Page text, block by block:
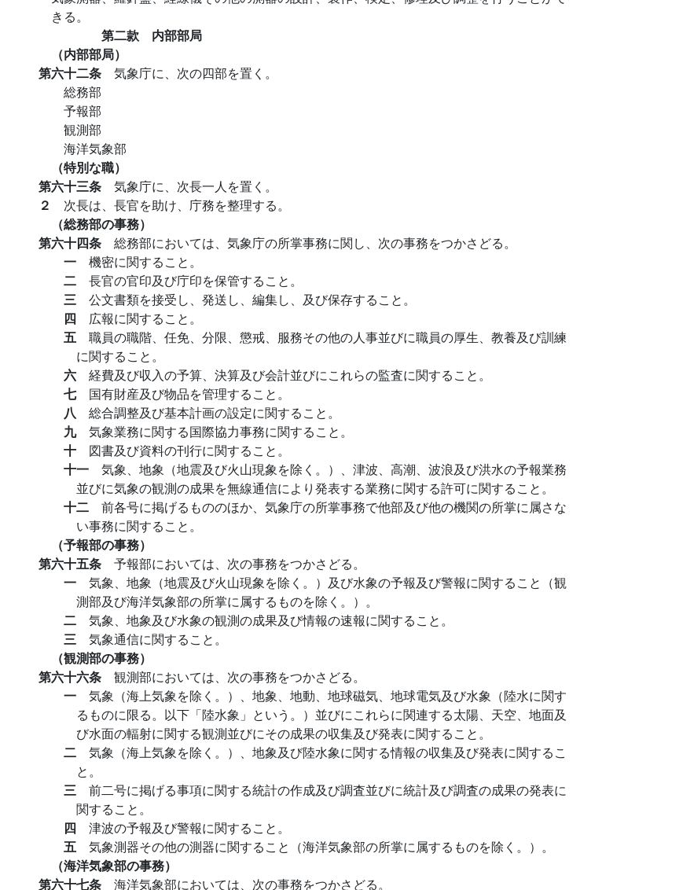
きる。
第二款 内部部局
（内部部局）
第六十二条 気象庁に、次の四部を置く。
総務部
予報部
観測部
海洋気象部
（特別な職）
第六十三条 気象庁に、次長一人を置く。
２ 次長は、長官を助け、庁務を整理する。
（総務部の事務）
第六十四条 総務部においては、気象庁の所掌事務に関し、次の事務をつかさどる。
一 機密に関すること。
二 長官の官印及び庁印を保管すること。
三 公文書類を接受し、発送し、編集し、及び保存すること。
四 広報に関すること。
五 職員の職階、任免、分限、懲戒、服務その他の人事並びに職員の厚生、教養及び訓練
に関すること。
六 経費及び収入の予算、決算及び会計並びにこれらの監査に関すること。
七 国有財産及び物品を管理すること。
八 総合調整及び基本計画の設定に関すること。
九 気象業務に関する国際協力事務に関すること。
十 図書及び資料の刊行に関すること。
十一 気象、地象（地震及び火山現象を除く。）、津波、高潮、波浪及び洪水の予報業務
並びに気象の観測の成果を無線通信により発表する業務に関する許可に関すること。
十二 前各号に掲げるもののほか、気象庁の所掌事務で他部及び他の機関の所掌に属さな
い事務に関すること。
（予報部の事務）
第六十五条 予報部においては、次の事務をつかさどる。
一 気象、地象（地震及び火山現象を除く。）及び水象の予報及び警報に関すること（観
測部及び海洋気象部の所掌に属するものを除く。）。
二 気象、地象及び水象の観測の成果及び情報の速報に関すること。
三 気象通信に関すること。
（観測部の事務）
第六十六条 観測部においては、次の事務をつかさどる。
一 気象（海上気象を除く。）、地象、地動、地球磁気、地球電気及び水象（陸水に関す
るものに限る。以下「陸水象」という。）並びにこれらに関連する太陽、天空、地面及
び水面の輻射に関する観測並びにその成果の収集及び発表に関すること。
二 気象（海上気象を除く。）、地象及び陸水象に関する情報の収集及び発表に関するこ
と。
三 前二号に掲げる事項に関する統計の作成及び調査並びに統計及び調査の成果の発表に
関すること。
四 津波の予報及び警報に関すること。
五 気象測器その他の測器に関すること（海洋気象部の所掌に属するものを除く。）。
（海洋気象部の事務）
第六十七条 海洋気象部においては、次の事務をつかさどる。